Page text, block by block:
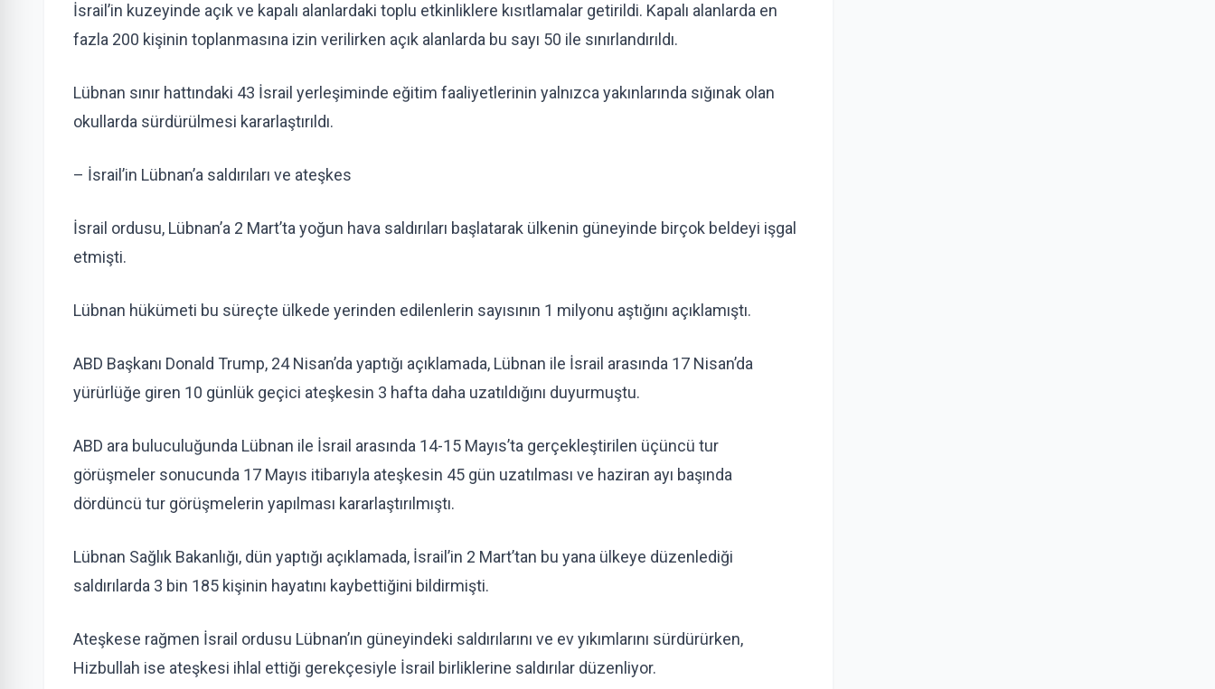
İsrail’in kuzeyinde açık ve kapalı alanlardaki toplu etkinliklere kısıtlamalar getirildi. Kapalı alanlarda en
fazla 200 kişinin toplanmasına izin verilirken açık alanlarda bu sayı 50 ile sınırlandırıldı.
Lübnan sınır hattındaki 43 İsrail yerleşiminde eğitim faaliyetlerinin yalnızca yakınlarında sığınak olan
okullarda sürdürülmesi kararlaştırıldı.
– İsrail’in Lübnan’a saldırıları ve ateşkes
İsrail ordusu, Lübnan’a 2 Mart’ta yoğun hava saldırıları başlatarak ülkenin güneyinde birçok beldeyi işgal
etmişti.
Lübnan hükümeti bu süreçte ülkede yerinden edilenlerin sayısının 1 milyonu aştığını açıklamıştı.
ABD Başkanı Donald Trump, 24 Nisan’da yaptığı açıklamada, Lübnan ile İsrail arasında 17 Nisan’da
yürürlüğe giren 10 günlük geçici ateşkesin 3 hafta daha uzatıldığını duyurmuştu.
ABD ara buluculuğunda Lübnan ile İsrail arasında 14-15 Mayıs’ta gerçekleştirilen üçüncü tur
görüşmeler sonucunda 17 Mayıs itibarıyla ateşkesin 45 gün uzatılması ve haziran ayı başında
dördüncü tur görüşmelerin yapılması kararlaştırılmıştı.
Lübnan Sağlık Bakanlığı, dün yaptığı açıklamada, İsrail’in 2 Mart’tan bu yana ülkeye düzenlediği
saldırılarda 3 bin 185 kişinin hayatını kaybettiğini bildirmişti.
Ateşkese rağmen İsrail ordusu Lübnan’ın güneyindeki saldırılarını ve ev yıkımlarını sürdürürken,
Hizbullah ise ateşkesi ihlal ettiği gerekçesiyle İsrail birliklerine saldırılar düzenliyor.